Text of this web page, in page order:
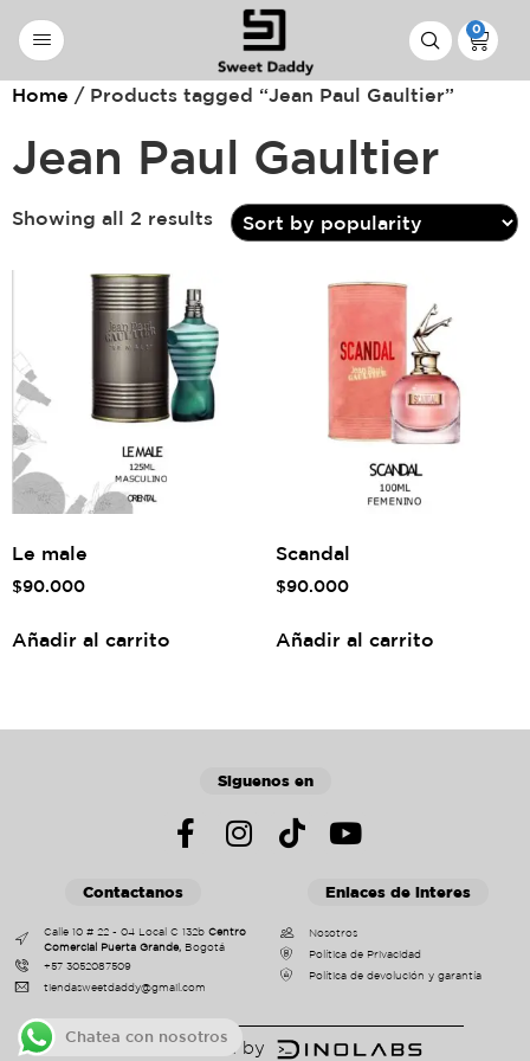
0
Home / Products tagged “Jean Paul Gaultier”
Jean Paul Gaultier
Showing all 2 results
Le male
$90.000
Añadir al carrito
Scandal
$90.000
Añadir al carrito
Siguenos en
Contactanos
Calle 10 # 22 - 04 Local C 132b Centro
Comercial Puerta Grande,Bogotá
+57 3052087509
tiendasweetdaddy@gmail.com
Enlaces de interes
Nosotros
Política de Privacidad
Política de devolución y garantía
Powered by
Chatea con nosotros